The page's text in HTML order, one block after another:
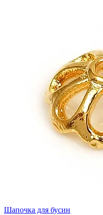
Шапочка для бусин